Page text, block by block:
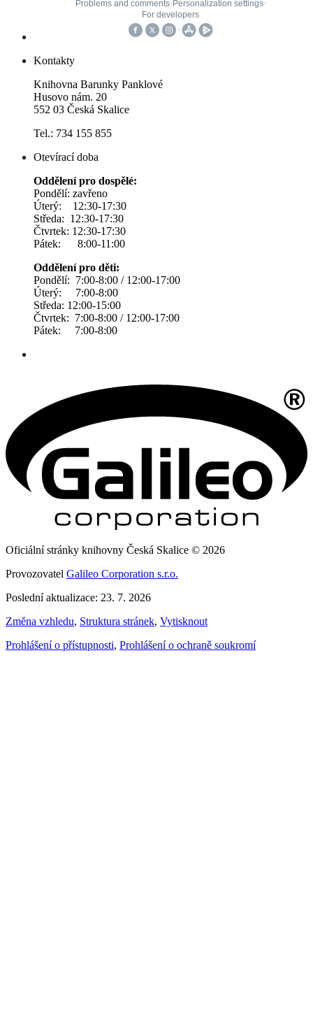
Kontakty
Knihovna Barunky Panklové
Husovo nám. 20
552 03 Česká Skalice
Tel.: 734 155 855
Otevírací doba
Oddělení pro dospělé:
Pondělí: zavřeno
Úterý: 12:30-17:30
Středa: 12:30-17:30
Čtvrtek: 12:30-17:30
Pátek: 8:00-11:00
Oddělení pro děti:
Pondělí: 7:00-8:00 / 12:00-17:00
Úterý: 7:00-8:00
Středa: 12:00-15:00
Čtvrtek: 7:00-8:00 / 12:00-17:00
Pátek: 7:00-8:00
Oficiální stránky knihovny Česká Skalice © 2026
Provozovatel Galileo Corporation s.r.o.
Poslední aktualizace: 23. 7. 2026
Změna vzhledu, Struktura stránek, Vytisknout
Prohlášení o přístupnosti, Prohlášení o ochraně soukromí